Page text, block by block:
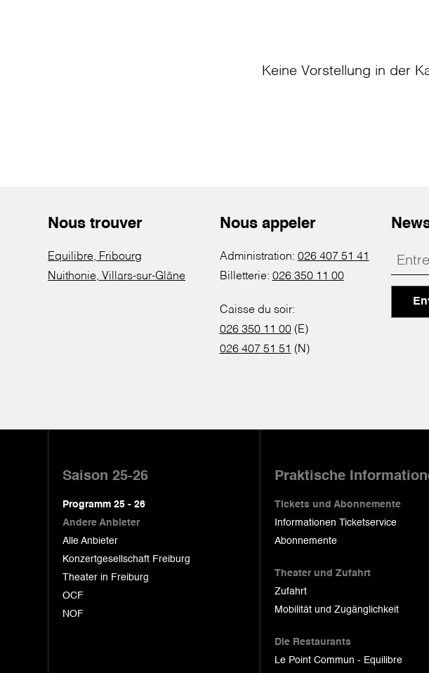
Keine Vorstellung in der
Nous trouver
Equilibre, Fribourg
Nuithonie, Villars-sur-Glâne
Nous appeler
Administration: 026 407 51 41
Billetterie: 026 350 11 00
Caisse du soir:
026 350 11 00(E)
026 407 51 51 (N)
Saison 25-26
Programm 25 - 26
Andere Anbieter
Alle Anbieter
Konzertgesellschaft Freiburg
Theater in Freiburg
OCF
NOF
Praktische
Tickets und Abonnemente
Informationen Ticketservice
Abonnemente
Theater und Zufahrt
Zufahrt
Mobilität und Zugänglichkeit
Die Restaurants
Le Point Commun - Equilibre